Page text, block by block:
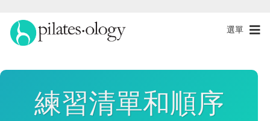
選單
練習清單和順序